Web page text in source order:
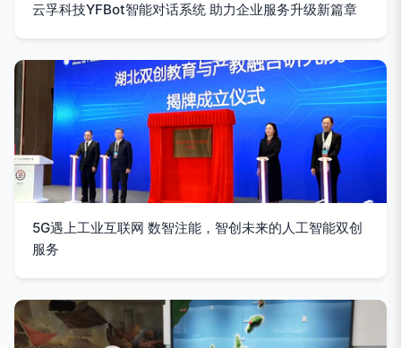
云孚科技YFBot智能对话系统 助力企业服务升级新篇章
5G遇上工业互联网 数智注能，智创未来的人工智能双创
服务